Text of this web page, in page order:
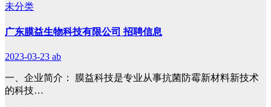
未分类
广东膜益生物科技有限公司 招聘信息
2023-03-23 ab
一、企业简介： 膜益科技是专业从事抗菌防霉新材料新技术
的科技…